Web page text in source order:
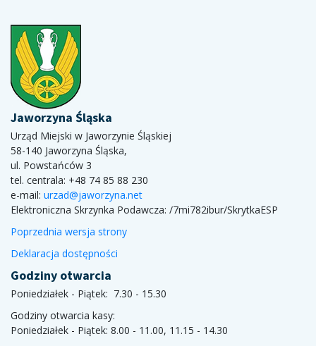
Jaworzyna Śląska
Urząd Miejski w Jaworzynie Śląskiej
58-140 Jaworzyna Śląska,
ul. Powstańców 3
tel. centrala: +48 74 85 88 230
e-mail: urzad@jaworzyna.net
Elektroniczna Skrzynka Podawcza: /7mi782ibur/SkrytkaESP
Poprzednia wersja strony
Deklaracja dostępności
Godziny otwarcia
Poniedziałek - Piątek: 7.30 - 15.30
Godziny otwarcia kasy:
Poniedziałek - Piątek: 8.00 - 11.00, 11.15 - 14.30